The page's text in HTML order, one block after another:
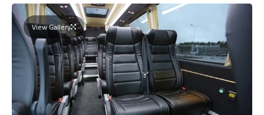
View Gallery